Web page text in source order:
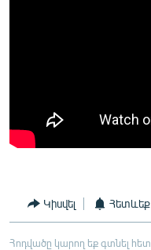
Կիսվել Հետևեք
Հոդվածը կարող եք գտնել